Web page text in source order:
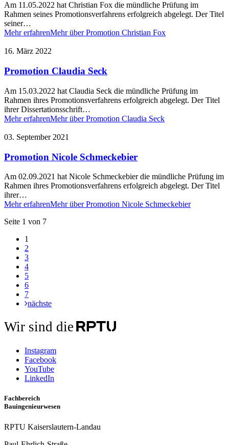
Am 11.05.2022 hat Christian Fox die mündliche Prüfung im
Rahmen seines Promotionsverfahrens erfolgreich abgelegt. Der Titel
seiner…
Mehr erfahrenMehr über Promotion Christian Fox
16. März 2022
Promotion Claudia Seck
Am 15.03.2022 hat Claudia Seck die mündliche Prüfung im
Rahmen ihres Promotionsverfahrens erfolgreich abgelegt. Der Titel
ihrer Dissertationsschrift…
Mehr erfahrenMehr über Promotion Claudia Seck
03. September 2021
Promotion Nicole Schmeckebier
Am 02.09.2021 hat Nicole Schmeckebier die mündliche Prüfung im
Rahmen ihres Promotionsverfahrens erfolgreich abgelegt. Der Titel
ihrer…
Mehr erfahrenMehr über Promotion Nicole Schmeckebier
Seite 1 von 7
1
2
3
4
5
6
7
nächste
Wir sind die
Instagram
Facebook
YouTube
LinkedIn
Fachbereich
Bauingenieurwesen
RPTU Kaiserslautern-Landau